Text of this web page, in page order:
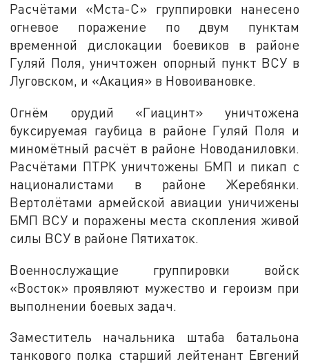
Расчётами «Мста-С» группировки нанесено
огневое поражение по двум пунктам
временной дислокации боевиков в районе
Гуляй Поля, уничтожен опорный пункт ВСУ в
Луговском, и «Акация» в Новоивановке.
Огнём орудий «Гиацинт» уничтожена
буксируемая гаубица в районе Гуляй Поля и
миномётный расчёт в районе Новоданиловки.
Расчётами ПТРК уничтожены БМП и пикап с
националистами в районе Жеребянки.
Вертолётами армейской авиации уничижены
БМП ВСУ и поражены места скопления живой
силы ВСУ в районе Пятихаток.
Военнослужащие группировки войск
«Восток» проявляют мужество и героизм при
выполнении боевых задач.
Заместитель начальника штаба батальона
танкового полка старший лейтенант Евгений